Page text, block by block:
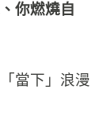
你燃燒自
當下」浪漫